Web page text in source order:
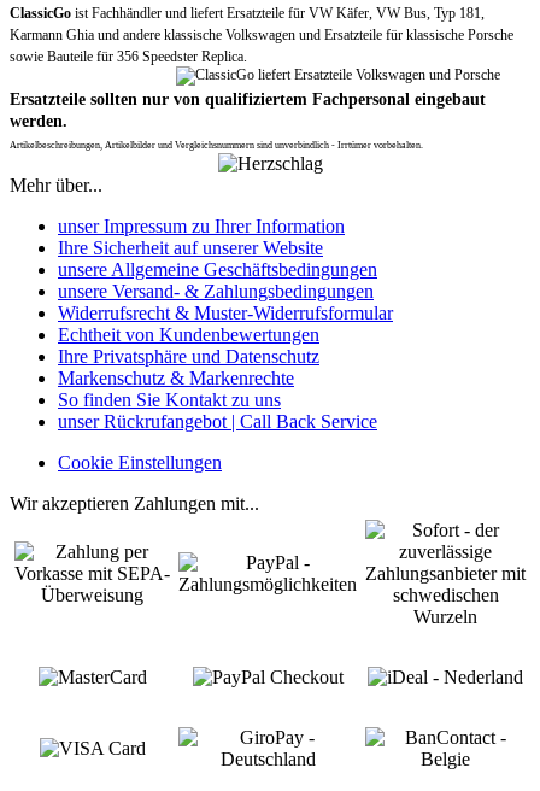
ClassicGo ist Fachhändler und liefert Ersatzteile für VW Käfer, VW Bus, Typ 181,
Karmann Ghia und andere klassische Volkswagen und Ersatzteile für klassische Porsche
sowie Bauteile für 356 Speedster Replica.
Ersatzteile sollten nur von qualifiziertem Fachpersonal eingebaut
werden.
Artikelbeschreibungen, Artikelbilder und Vergleichsnummern sind unverbindlich - Irrtümer vorbehalten.
Mehr über...
unser Impressum zu Ihrer Information
Ihre Sicherheit auf unserer Website
unsere Allgemeine Geschäftsbedingungen
unsere Versand- & Zahlungsbedingungen
Widerrufsrecht & Muster-Widerrufsformular
Echtheit von Kundenbewertungen
Ihre Privatsphäre und Datenschutz
Markenschutz & Markenrechte
So finden Sie Kontakt zu uns
unser Rückrufangebot | Call Back Service
Cookie Einstellungen
Wir akzeptieren Zahlungen mit...